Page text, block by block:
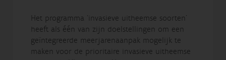
Het programma ‘invasieve uitheemse soorten’
heeft als één van zijn doelstellingen om een
geïntegreerde meerjarenaanpak mogelijk te
maken voor de prioritaire invasieve uitheemse